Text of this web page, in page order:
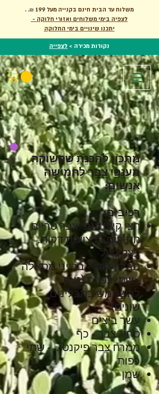
. משלוח עד הבית חינם בקנייה מעל 199 ₪
.
לצפיה בימי משלוחים ואזורי חלוקה -
יתכנו שינויים בימי החלוקה
נקודות מכירה > לצפייה
מתכון להכנת שקשוקה
מענפי צבר לחמישה
אנשים:
רכיבים:
חצי קילו ענפי צבר טריים
חתוכים ברצועות דקות.
בצל גדול
תבלין הודי - ברייני מסאלה
- שתי כפיות (ניתן
להשתמש בתבלינים
שונים)
עשר ביצים
סחוג צבר - כף
​ממרח צבר פיקנטי. - שתי
כפות
שמן